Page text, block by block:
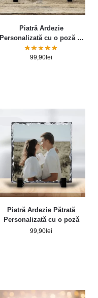
Piatră Ardezie
Personalizată cu o poză și
mesaj – Grey Glitter
99,90lei
Piatră Ardezie Pătrată
Personalizată cu o poză
99,90lei